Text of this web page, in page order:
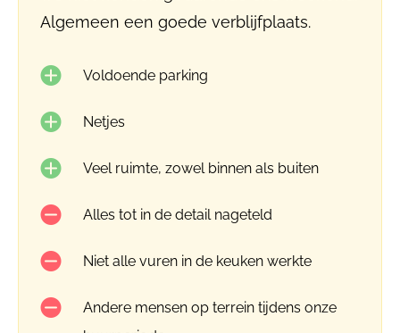
Algemeen een goede verblijfplaats.
Voldoende parking
Netjes
Veel ruimte, zowel binnen als buiten
Alles tot in de detail nageteld
Niet alle vuren in de keuken werkte
Andere mensen op terrein tijdens onze